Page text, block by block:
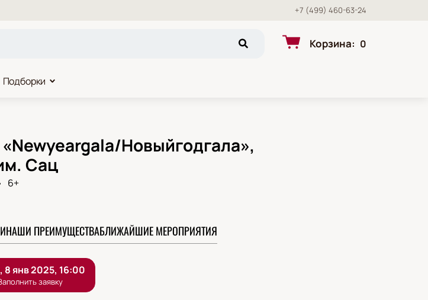
+7 (499) 460-63-24
Корзина: 0
Подборки
Новыйгодгала»,
Сац
6+
НАШИ ПРЕИМУЩЕСТВАБЛИЖАЙШИЕ МЕРОПРИЯТИЯ